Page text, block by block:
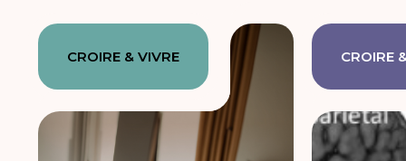
CROIRE & VIVRE CROIRE